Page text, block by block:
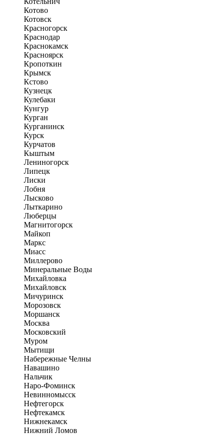
Котово
Котовск
Красногорск
Краснодар
Краснокамск
Красноярск
Кропоткин
Крымск
Кстово
Кузнецк
Кулебаки
Кунгур
Курган
Курганинск
Курск
Курчатов
Кыштым
Лениногорск
Липецк
Лиски
Лобня
Лысково
Лыткарино
Люберцы
Магнитогорск
Майкоп
Маркс
Миасс
Миллерово
Минеральные Воды
Михайловка
Михайловск
Мичуринск
Морозовск
Моршанск
Москва
Московский
Муром
Мытищи
Набережные Челны
Навашино
Нальчик
Наро-Фоминск
Невинномысск
Нефтегорск
Нефтекамск
Нижнекамск
Нижний Ломов